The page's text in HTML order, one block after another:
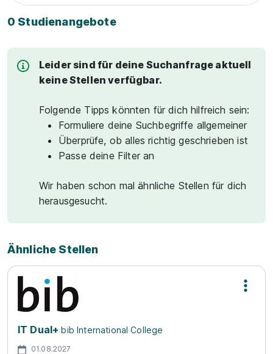
0 Studienangebote
Leider sind für deine Suchanfrage aktuell
keine Stellen verfügbar.
Folgende Tipps könnten für dich hilfreich sein:
Formuliere deine Suchbegriffe allgemeiner
Überprüfe, ob alles richtig geschrieben ist
Passe deine Filter an
Wir haben schon mal ähnliche Stellen für dich
herausgesucht.
Ähnliche Stellen
IT Dual+ bib International College
01.08.2027